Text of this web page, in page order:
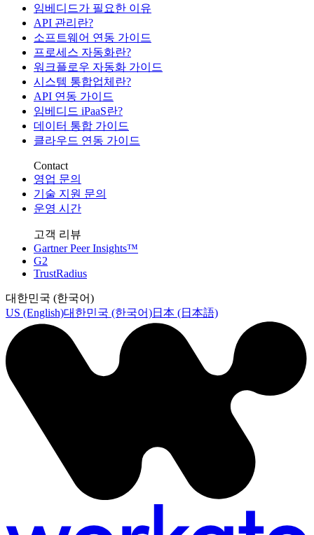
임베디드가 필요한 이유
API 관리란?
소프트웨어 연동 가이드
프로세스 자동화란?
워크플로우 자동화 가이드
시스템 통합업체란?
API 연동 가이드
임베디드 iPaaS란?
데이터 통합 가이드
클라우드 연동 가이드
Contact
영업 문의
기술 지원 문의
운영 시간
고객 리뷰
Gartner Peer Insights™
G2
TrustRadius
대한민국 (한국어)
US (English)대한민국 (한국어)日本 (日本語)